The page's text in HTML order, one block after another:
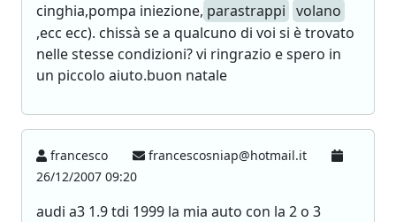
cinghia,pompa iniezione, parastrappi volano
,ecc ecc). chissà se a qualcuno di voi si è trovato
nelle stesse condizioni? vi ringrazio e spero in
un piccolo aiuto.buon natale
francesco
francescosniap@hotmail.it
26/12/2007 09:20
audi a3 1.9 tdi 1999 la mia auto con la 2 o 3